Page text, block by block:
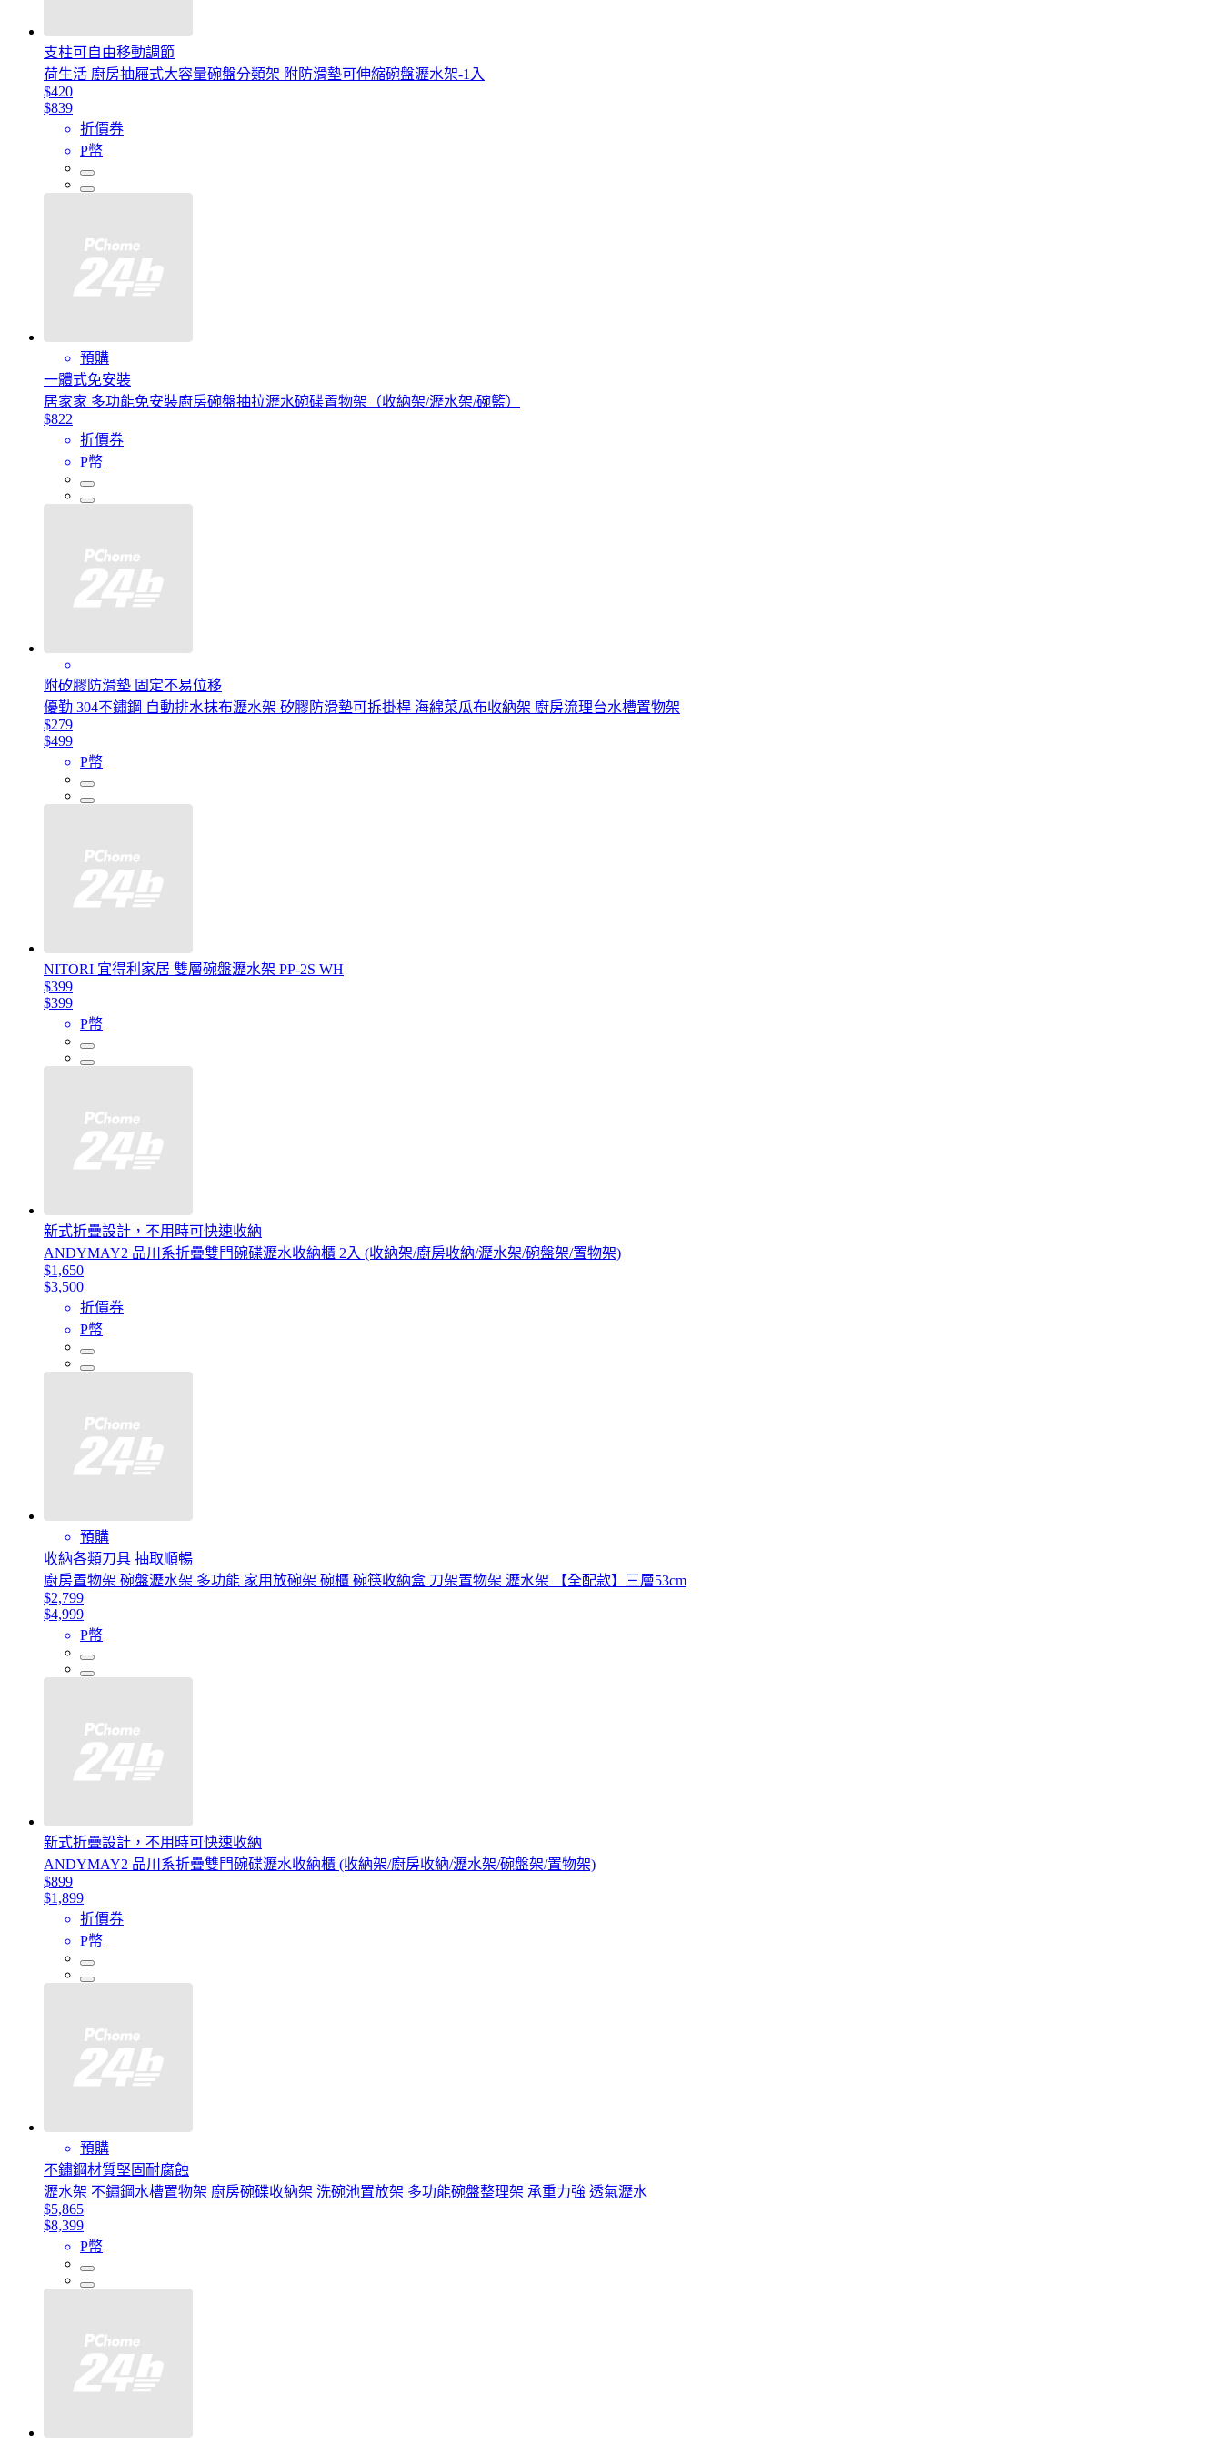
支柱可自由移動調節
荷生活 廚房抽屜式大容量碗盤分類架 附防滑墊可伸縮碗盤瀝水架-1入
$420
$839
折價券
P幣
預購
一體式免安裝
居家家 多功能免安裝廚房碗盤抽拉瀝水碗碟置物架（收納架/瀝水架/碗籃）
$822
折價券
P幣
附矽膠防滑墊 固定不易位移
優勤 304不鏽鋼 自動排水抹布瀝水架 矽膠防滑墊可拆掛桿 海綿菜瓜布收納架 廚房流理台水槽置物架
$279
$499
P幣
NITORI 宜得利家居 雙層碗盤瀝水架 PP-2S WH
$399
$399
P幣
新式折疊設計，不用時可快速收納
ANDYMAY2 品川系折疊雙門碗碟瀝水收納櫃 2入 (收納架/廚房收納/瀝水架/碗盤架/置物架)
$1,650
$3,500
折價券
P幣
預購
收納各類刀具 抽取順暢
廚房置物架 碗盤瀝水架 多功能 家用放碗架 碗櫃 碗筷收納盒 刀架置物架 瀝水架 【全配款】三層53cm
$2,799
$4,999
P幣
新式折疊設計，不用時可快速收納
ANDYMAY2 品川系折疊雙門碗碟瀝水收納櫃 (收納架/廚房收納/瀝水架/碗盤架/置物架)
$899
$1,899
折價券
P幣
預購
不鏽鋼材質堅固耐腐蝕
瀝水架 不鏽鋼水槽置物架 廚房碗碟收納架 洗碗池置放架 多功能碗盤整理架 承重力強 透氣瀝水
$5,865
$8,399
P幣